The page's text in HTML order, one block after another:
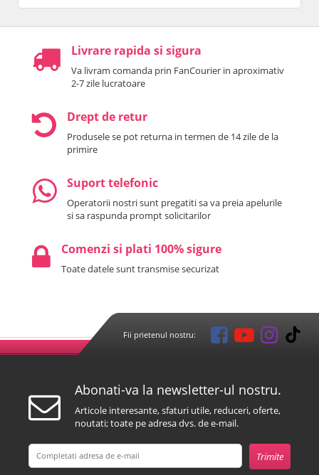
Livrare rapida si sigura
Va livram comanda prin FanCourier in aproximativ
2-7 zile lucratoare
Drept de retur
Produsele se pot returna in termen de 14 zile de la
primire
Suport telefonic
Operatorii nostri sunt pregatiti sa va preia apelurile
si sa raspunda prompt solicitarilor
Comenzi si plati 100% sigure
Toate datele sunt transmise securizat
Fii prietenul nostru:
Abonati-va la newsletter-ul nostru.
Articole interesante, sfaturi utile, reduceri, oferte,
noutati; toate pe adresa dvs. de e-mail.